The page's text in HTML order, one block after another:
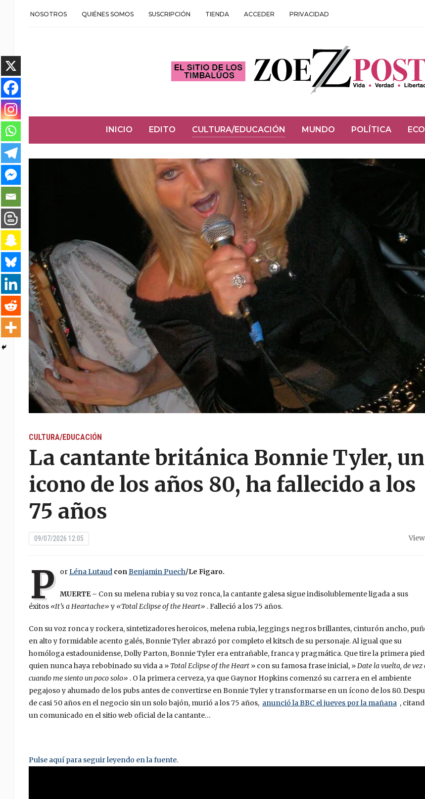
NOSOTROS QUIÉNES SOMOS SUSCRIPCIÓN TIENDA ACCEDER PRIVACIDAD
INICIO EDITO CULTURA/EDUCACIÓN MUNDO POLÍTICA
CULTURA/EDUCACIÓN
La cantante británica Bonnie Tyler, un
icono de los años 80, ha fallecido a los
75 años
09/07/2026 12:05
P orLéna LutaudconBenjamin Puech/Le Figaro.
MUERTE – Con su melena rubia y su voz ronca, la cantante galesa sigue indisolublemente ligada a sus
éxitos «It’s a Heartache»y «Total Eclipse of the Heart» . Falleció a los 75 años.
Con su voz ronca y rockera, sintetizadores heroicos, melena rubia, leggings negros brillantes, cinturón ancho,
en alto y formidable acento galés, Bonnie Tyler abrazó por completo el kitsch de su personaje. Al igual que su
homóloga estadounidense, Dolly Parton, Bonnie Tyler era entrañable, franca y pragmática. Que tire la primera
quien nunca haya rebobinado su vida a » Total Eclipse of the Heart» con su famosa frase inicial, »Date la vuelta, de vez
cuando me siento un poco solo» . O la primera cerveza, ya que Gaynor Hopkins comenzó su carrera en el ambiente
pegajoso y ahumado de los pubs antes de convertirse en Bonnie Tyler y transformarse en un ícono de los 80.
de casi 50 años en el negocio sin un solo bajón, murió a los 75 años, anunció la BBC el jueves por la mañana,
un comunicado en el sitio web oficial de la cantante…
Pulse aquí para seguir leyendo en la fuente.